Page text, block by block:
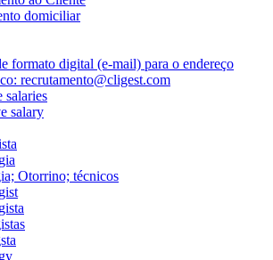
domiciliar
formato digital (e-mail) para o endereço
recrutamento@cligest.com
salaries
salary
Otorrino; técnicos